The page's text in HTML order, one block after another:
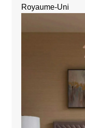
Royaume-Uni